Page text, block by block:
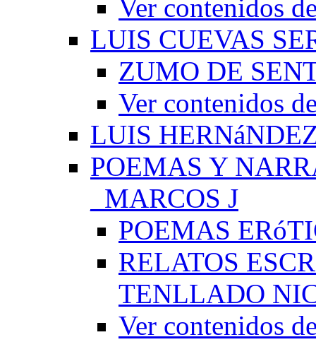
Ver contenidos
LUIS CUEVAS
ZUMO DE
Ver contenidos
LUIS
POEMAS Y
_MARCOS J
POEMAS
RELATOS
TENLLADO
Ver contenidos